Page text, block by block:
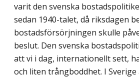
varit den svenska
sedan 1940-talet, då riksdagen
bostadsförsörjningen skulle
beslut. Den svenska
att vi i dag, internationellt sett,
och liten trångboddhet. I